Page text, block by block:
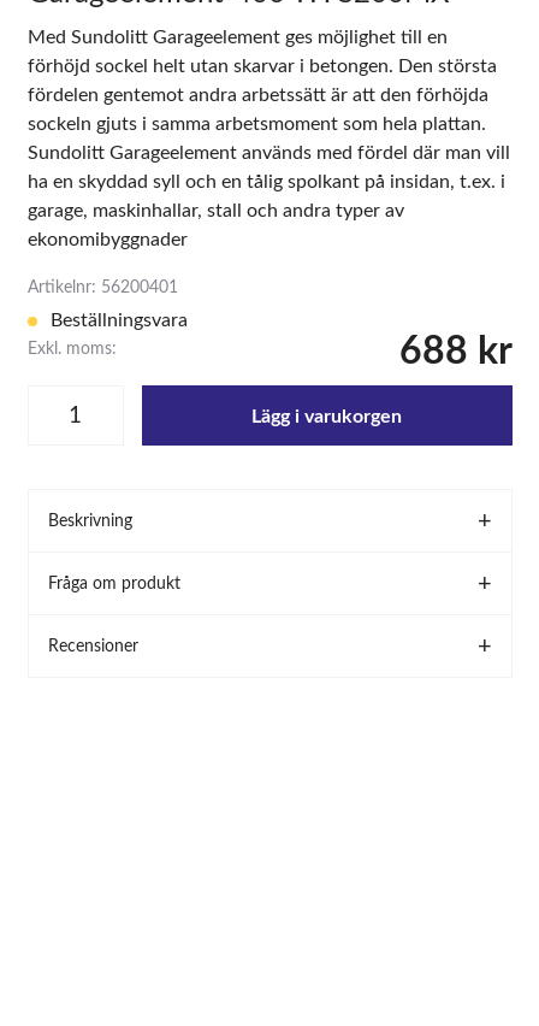
Med Sundolitt Garageelement ges möjlighet till en
förhöjd sockel helt utan skarvar i betongen. Den största
fördelen gentemot andra arbetssätt är att den förhöjda
sockeln gjuts i samma arbetsmoment som hela plattan.
Sundolitt Garageelement används med fördel där man vill
ha en skyddad syll och en tålig spolkant på insidan, t.ex. i
garage, maskinhallar, stall och andra typer av
ekonomibyggnader
Artikelnr: 56200401
Beställningsvara
Exkl. moms: 688 kr
Lägg i varukorgen
Beskrivning
Fråga om produkt
Recensioner